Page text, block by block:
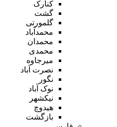
کنارک
گشت
گلمورتی
محمدآباد
محمدان
محمدی
میرجاوه
نصرت آباد
نگور
نوک آباد
نیکشهر
هیدوچ
بازگشت